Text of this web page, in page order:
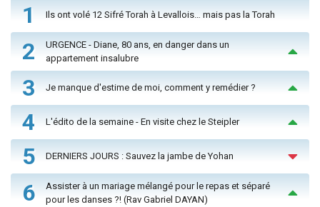
1 Ils ont volé 12 Sifré Torah à Levallois… mais pas la Torah
2
URGENCE - Diane, 80 ans, en danger dans un
appartement insalubre
3 Je manque d'estime de moi, comment y remédier ?
4 L'édito de la semaine - En visite chez le Steipler
5 DERNIERS JOURS : Sauvez la jambe de Yohan
6
Assister à un mariage mélangé pour le repas et séparé
pour les danses ?! (Rav Gabriel DAYAN)